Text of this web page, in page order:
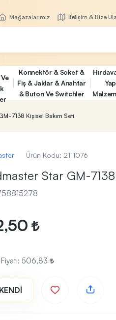
Mağazalarımız İletişim & Bize
Konnektör & Soket &
Fiş & Jaklar & Anahtar
& Buton Ve Switchler
7138 Kişisel Bakım Seti
Ürün Kodu: 2111076
Star GM-
506,83